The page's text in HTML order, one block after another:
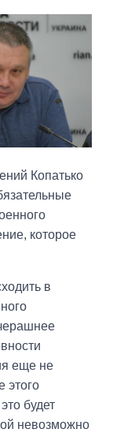
Копатько
которое
в
еще не
этого
будет
невозможно